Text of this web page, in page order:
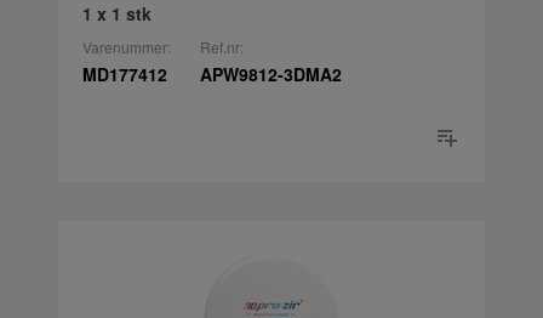
1 x 1 stk
Varenummer:
MD177412
Ref.nr:
APW9812-3DMA2